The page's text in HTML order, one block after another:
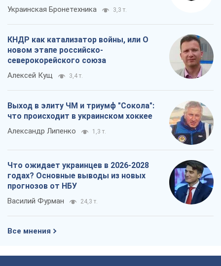
Украинская Бронетехника 3,3 т.
КНДР как катализатор войны, или О
новом этапе российско-
северокорейского союза
Алексей Кущ 3,4 т.
Выход в элиту ЧМ и триумф "Сокола":
что происходит в украинском хоккее
Александр Липенко 1,3 т.
Что ожидает украинцев в 2026-2028
годах? Основные выводы из новых
прогнозов от НБУ
Василий Фурман 24,3 т.
Все мнения